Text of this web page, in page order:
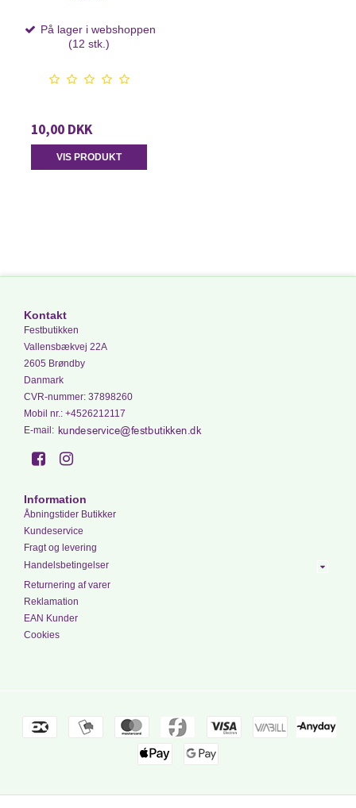
På lager i webshoppen
(12 stk.)
10,00 DKK
VIS PRODUKT
Kontakt
Festbutikken
Vallensbækvej 22A
2605 Brøndby
Danmark
CVR-nummer: 37898260
Mobil nr.: +4526212117
E-mail :
Information
Åbningstider Butikker
Kundeservice
Fragt og levering
Handelsbetingelser
Returnering af varer
Reklamation
EAN Kunder
Cookies